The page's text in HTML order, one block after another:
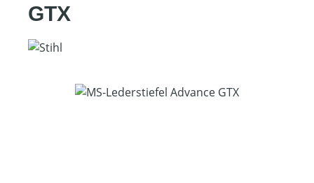
GTX
Bildergalerie überspringen